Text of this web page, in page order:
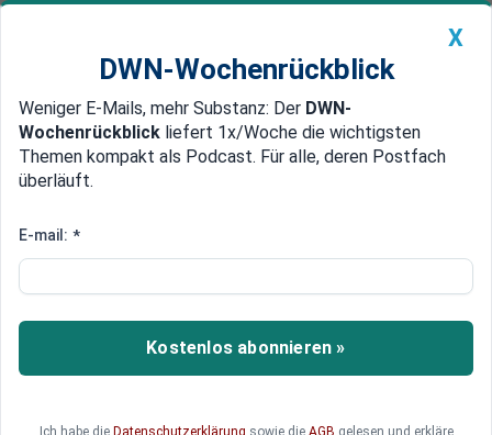
Newsticker MEIN DWN: Geldanlage Premium
Edelmetalle DWN-Magazin China
Gegner sind abhängig
„Islamischer Staat“ wird trotz
Bomben zur Erdöl-Nation
Russland bombardiert Öl-Raffinerien des IS in
X
DWN-Wochenrückblick
Weniger E-Mails, mehr Substanz: Der DWN-
Wochenrückblick liefert 1x/Woche die wichtigsten
Themen kompakt als Podcast. Für alle, deren Postfach
überläuft.
E-mail: *
Kostenlos abonnieren »